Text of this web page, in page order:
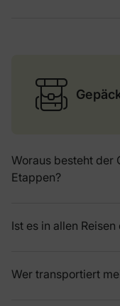
Woraus besteht der
Etappen?
Ist es in allen
Wer transportiert